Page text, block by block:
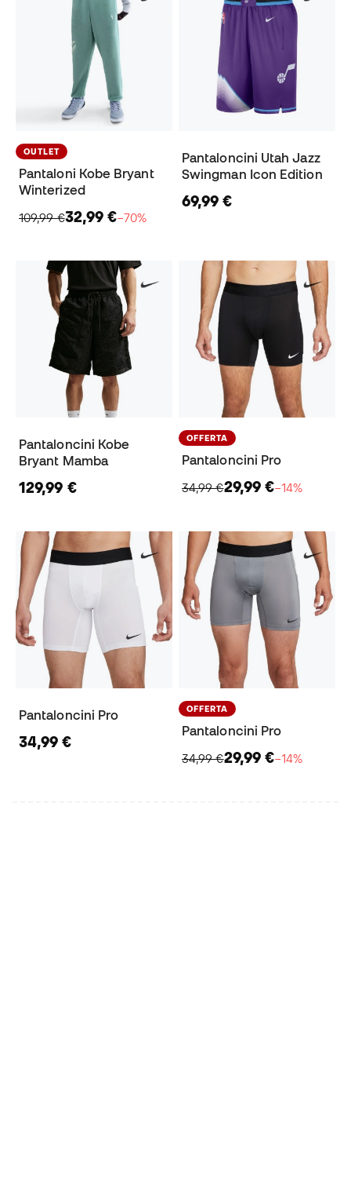
OUTLET
Pantaloni Kobe Bryant
Winterized
109,99 €32,99 €−70%
Pantaloncini Utah Jazz
Swingman Icon Edition
69,99 €
Pantaloncini Kobe
Bryant Mamba
129,99 €
OFFERTA
Pantaloncini Pro
34,99 €29,99 €−14%
Pantaloncini Pro
34,99 €
OFFERTA
Pantaloncini Pro
34,99 €29,99 €−14%